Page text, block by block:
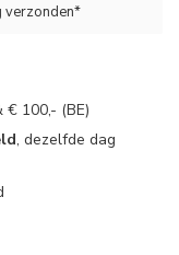
verzonden*
€ 100,- (BE)
, dezelfde dag